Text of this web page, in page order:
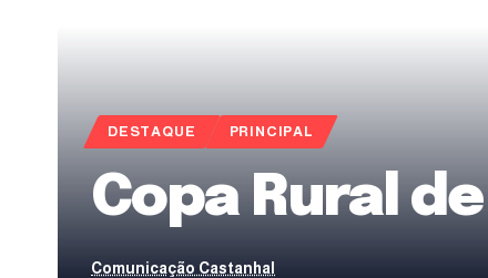
DESTAQUE PRINCIPAL
Copa Rural
Comunicação Castanhal